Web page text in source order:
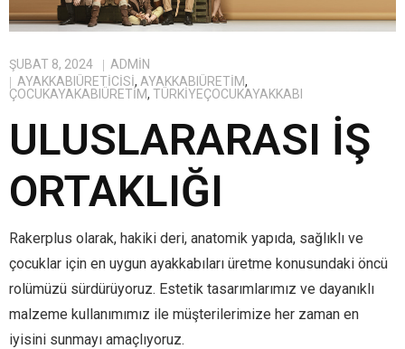
ŞUBAT 8, 2024
ADMIN
AYAKKABIÜRETICISI, AYAKKABIÜRETIM,
ÇOCUKAYAKABIÜRETIM, TÜRKIYEÇOCUKAYAKKABI
ULUSLARARASI İŞ
ORTAKLIĞI
Rakerplus olarak, hakiki deri, anatomik yapıda, sağlıklı ve
çocuklar için en uygun ayakkabıları üretme konusundaki öncü
rolümüzü sürdürüyoruz. Estetik tasarımlarımız ve dayanıklı
malzeme kullanımımız ile müşterilerimize her zaman en
iyisini sunmayı amaçlıyoruz.